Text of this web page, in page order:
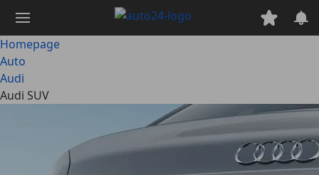
naar
hoofdinhoud
Homepage
Auto
Audi
Audi SUV